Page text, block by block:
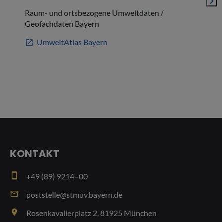
Raum- und ortsbezogene Umweltdaten /
Geofachdaten Bayern
open_in_new UmweltAtlas Bayern
KONTAKT
smartphone +49 (89) 9214–00
email poststelle@stmuv.bayern.de
place Rosenkavalierplatz 2, 81925 München